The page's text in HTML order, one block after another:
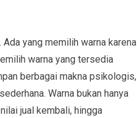
yang memilih warna karena
warna yang tersedia
berbagai makna psikologis,
Warna bukan hanya
jual kembali, hingga